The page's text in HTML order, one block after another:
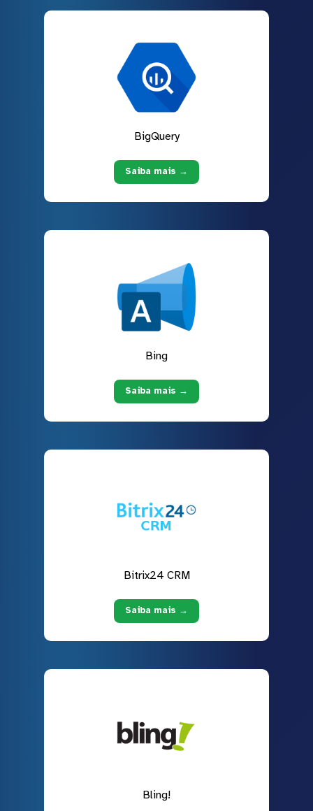
BigQuery
Saiba mais →
Bing
Saiba mais →
Bitrix24 CRM
Saiba mais →
Bling!